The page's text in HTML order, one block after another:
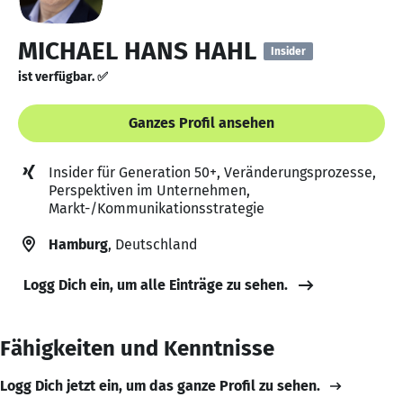
MICHAEL HANS HAHL Insider
ist verfügbar. ✅
Ganzes Profil ansehen
Insider für Generation 50+, Veränderungsprozesse,
Perspektiven im Unternehmen,
Markt-/Kommunikationsstrategie
Hamburg, Deutschland
Logg Dich ein, um alle Einträge zu sehen.
Fähigkeiten und Kenntnisse
Logg Dich jetzt ein, um das ganze Profil zu sehen.